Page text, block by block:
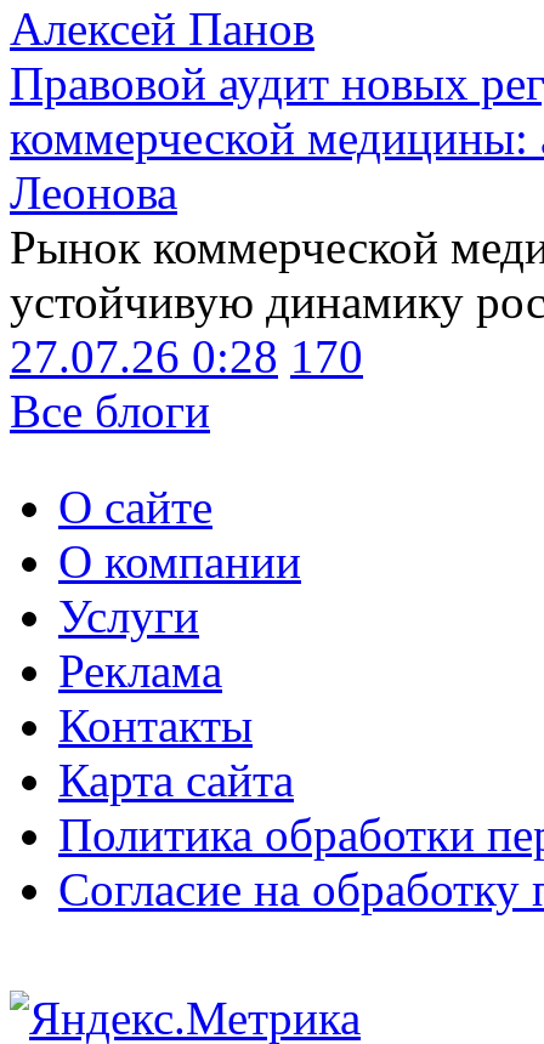
Алексей Панов
Правовой аудит новых
коммерческой медицины:
Леонова
Рынок коммерческой
устойчивую динамику
27.07.26 0:28 170
Все блоги
О сайте
О компании
Услуги
Реклама
Контакты
Карта сайта
Политика обработки
Согласие на